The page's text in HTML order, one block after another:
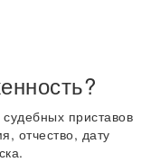
приставов
отчество, дату